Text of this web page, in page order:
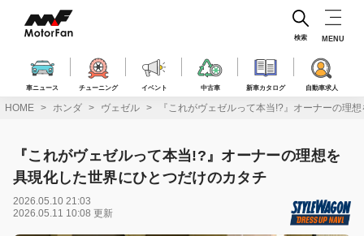
ス
車ニュース チューニング イベント 中古車 新車カタログ 自動車求人
検索 MENU
HOME ホンダ ヴェゼル 『これがヴェゼルって本当!?』オーナーの理
『これがヴェゼルって本当!?』オーナーの理想を
具現化した世界にひとつだけのカタチ
2026.05.10 21:03
2026.05.11 10:08 更新